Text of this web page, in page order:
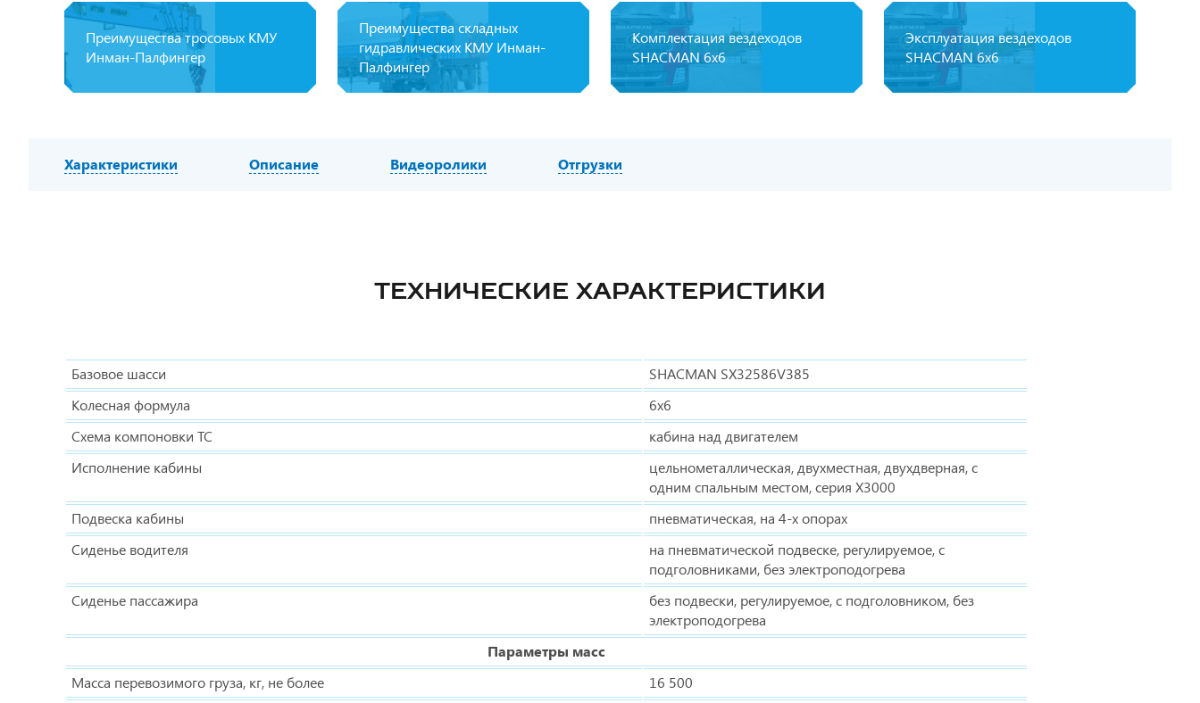
Преимущества тросовых КМУ
Инман-Палфингер
Преимущества складных
гидравлических КМУ Инман-
Палфингер
Комплектация вездеходов
SHAСMAN 6x6
Эксплуатация вездеходов
SHACMAN 6х6
Характеристики Описание Видеоролики Отгрузки
ТЕХНИЧЕСКИЕ ХАРАКТЕРИСТИКИ
Базовое шасси
SHACMAN SX32586V385
Колесная формула
6х6
Схема компоновки ТС
кабина над двигателем
Исполнение кабины
цельнометаллическая, двухместная, двухдверная, с
одним спальным местом, серия Х3000
Подвеска кабины
пневматическая, на 4-х опорах
Сиденье водителя
на пневматической подвеске, регулируемое, с
подголовниками, без электроподогрева
Сиденье пассажира
без подвески, регулируемое, с подголовником, без
электроподогрева
Параметры масс
Масса перевозимого груза, кг, не более
16 500